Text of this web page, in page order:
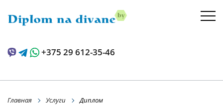
+375 29 612-35-46
Главная Услуги Диплом